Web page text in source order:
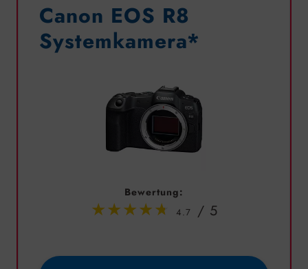
Canon EOS R8
Systemkamera*
Bewertung:
4.7